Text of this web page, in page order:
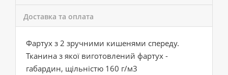
Доставка та оплата
Фартух з 2 зручними кишенями спереду.
Тканина з якої виготовлений фартух -
габардин, щільністю 160 г/м3